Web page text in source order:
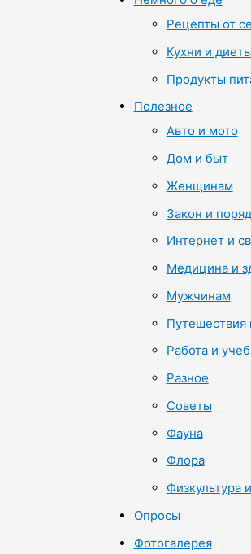
Рецепты от
Кухни и диеты
Продукты
Полезное
Авто и мото
Дом и быт
Женщинам
Закон и
Интернет и
Медицина и
Мужчинам
Путешествия
Работа и
Разное
Советы
Фауна
Флора
Физкультура
Опросы
Фотогалерея